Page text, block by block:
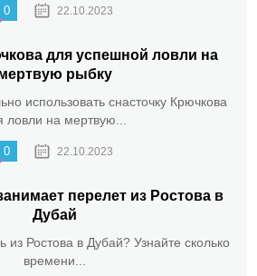
0 22.10.2023
для успешной ловли на
рыбку
использовать снасточку Крючкова
ловли на мертвую...
0 22.10.2023
перелет из Ростова в
Дубай
из Ростова в Дубай? Узнайте сколько
времени...